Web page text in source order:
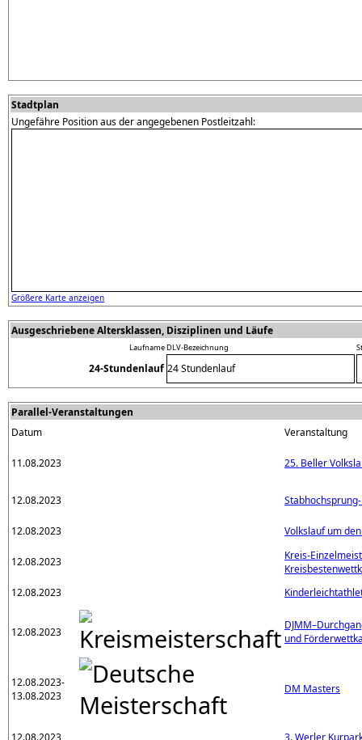
Stadtplan
Ungefähre Position aus der angegebenen Postleitzahl:
Größere Karte anzeigen
Ausgeschriebene Altersklassen, Disziplinen und Läufe
LaufnameDLV-Bezeichnung
24-Stundenlauf 24 Stundenlauf
Parallel-Veranstaltungen
Datum
Veranstaltung
11.08.2023 25. Beller
12.08.2023
12.08.2023 Volkslauf um
12.08.2023
Kreis-
12.08.2023
12.08.2023
und
12.08.2023-
13.08.2023
DM Masters
12.08.2023 3. Werler